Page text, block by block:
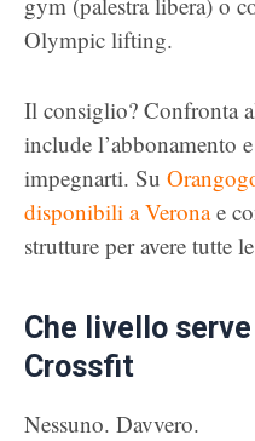
Olympic lifting.
Il consiglio? Confronta
include l’abbonamento
impegnarti. Su
disponibili a Veronae
strutture per avere tutte
Che livello
Crossfit
Nessuno. Davvero.